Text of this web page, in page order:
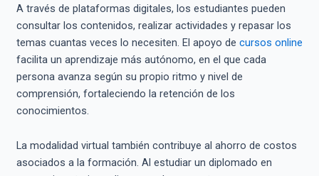
A través de plataformas digitales, los estudiantes pueden
consultar los contenidos, realizar actividades y repasar los
temas cuantas veces lo necesiten. El apoyo de cursos online
facilita un aprendizaje más autónomo, en el que cada
persona avanza según su propio ritmo y nivel de
comprensión, fortaleciendo la retención de los
conocimientos.
La modalidad virtual también contribuye al ahorro de costos
asociados a la formación. Al estudiar un diplomado en